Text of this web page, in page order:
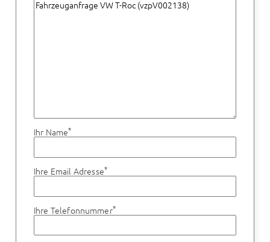
Ihr Name*
Ihre Email Adresse*
Ihre Telefonnummer*